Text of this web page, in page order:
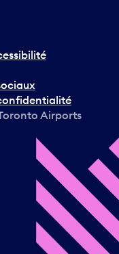
Airports